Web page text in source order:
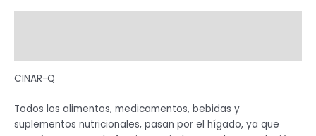
CINAR-Q
Todos los alimentos, medicamentos, bebidas y
suplementos nutricionales, pasan por el hígado, ya que